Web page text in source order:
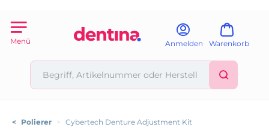
Menü Anmelden Warenkorb
< Polierer > Cybertech Denture Adjustment Kit